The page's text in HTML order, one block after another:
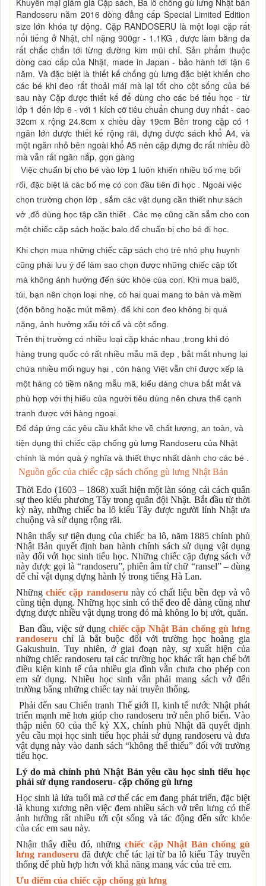
Randoseru năm 2016 dòng đẳng cấp Special Limited Edition
size lớn khóa tự động. Cặp RANDOSERU là một loại cặp rất
nổi tiếng ở Nhật, chỉ nặng 900gr - 1.1KG , được làm bằng da
rất chắc chắn tới từng đường kim mũi chỉ. Sản phẩm thuộc
dòng cao cấp của Nhật, made in Japan - bảo hành tới tận 6
năm. Và đặc biệt là thiết kế chống gù lưng đặc biệt khiến cho
các bé khi đeo rất thoải mái mà lại tốt cho cột sống của bé
sau này Cặp được thiết kế để dùng cho các bé tiểu học - từ
lớp 1 đến lớp 6 - với 1 kích cỡ tiêu chuẩn chung duy nhất - cao
32cm x rộng 24.8cm x chiều dầy 19cm Bên trong cặp có 1
ngăn lớn được thiết kế rộng rãi, đựng được sách khổ A4, và
một ngăn nhỏ bên ngoài khổ A5 nên cặp đựng đc rất nhiều đồ
mà vẫn rất ngăn nắp, gọn gàng
Việc chuẩn bị cho bé vào lớp 1 luôn khiến nhiều bố mẹ bối
rối, đặc biệt là các bố mẹ có con đầu tiên đi học . Ngoài việc
chọn trường chọn lớp , sắm các vật dụng cần thiết như sách
vở ,đồ dùng học tập cần thiết . Các mẹ cũng cần sắm cho con
một chiếc cặp sách hoặc balo để chuẩn bị cho bé đi học.
Khi chọn mua những chiếc cặp sách cho trẻ nhỏ phụ huynh
cũng phải lưu ý để làm sao chọn được những chiếc cặp tốt
mà không ảnh hưởng đến sức khỏe của con. Khi mua balô,
túi, bạn nên chọn loại nhẹ, có hai quai mang to bản và mềm
(độn bông hoặc mút mềm). để khi con đeo không bị quá
nặng, ảnh hưởng xấu tới cổ và cột sống.
Trên thị trường có nhiều loại cặp khác nhau ,trong khi đó
hàng trung quốc có rất nhiều mẫu mã đẹp , bắt mắt nhưng lại
chứa nhiều mối nguy hại , còn hàng Việt vẫn chỉ được xếp là
một hàng có tiềm năng mẫu mã, kiểu dáng chưa bắt mắt và
phù hợp với thị hiếu của người tiêu dùng nên chưa thể cạnh
tranh được với hàng ngoại.
Để đáp ứng các yêu cầu khắt khe về chất lượng, an toàn, và
tiện dụng thì chiếc cặp chống gù lưng Randoseru của Nhật
chính là món quà ý nghĩa và thiết thực nhất dành cho các bé .
Nguồn gốc của chiếc cặp sách chống gù lưng Nhật Bản
Thời Edo (1603 – 1868) xuất hiện một làn sóng cải cách quân
sự theo kiểu phương Tây trong quân đội Nhật. Bắt đầu từ thời
kỳ này, những chiếc ba lô kiểu Tây được người lính Nhật ưa
chuộng và sử dụng rộng rãi.
Nhận thấy sự tiện dụng của chiếc ba lô, năm 1885 chính phủ
Nhật Bản quyết định ban hành chính sách sử dụng vật dụng
này đối với học sinh tiểu học. Những chiếc cặp đựng sách vở
này được gọi là “randoseru”, phiên âm từ chữ “ransel” – dùng
để chỉ vật dụng đựng hành lý trong tiếng Hà Lan.
Nhữngchiếc cặp randoseru này có chất liệu bền đẹp và vô
cùng tiện dụng. Những học sinh có thể đeo dễ dàng cũng như
đựng được nhiều vật dụng trong đó mà không lo bị ướt, quăn.
Ban đầu, việc sử dụng chiếc cặp Nhật Bản chống gù lưng
randoseru chỉ là bắt buộc đối với trường học hoàng gia
Gakushuin. Tuy nhiên, ở giai đoạn này, sự xuất hiện của
những chiếc randoseru tại các trường học khác rất hạn chế bởi
điều kiện kinh tế của nhiều gia đình vẫn chưa cho phép con
em sử dụng. Nhiều học sinh vẫn phải mang sách vở đến
trường bằng những chiếc tay nải truyền thống.
Phải đến sau Chiến tranh Thế giới II, kinh tế nước Nhật phát
triển mạnh mẽ hơn giúp cho randoseru trở nên phổ biến. Vào
thập niên 60 của thế kỷ XX, chính phủ Nhật đã quyết định
yêu cầu mọi học sinh tiểu học phải sử dụng randoseru và đưa
vật dụng này vào danh sách “không thể thiếu” đối với trường
tiểu học.
Lý do mà chính phủ Nhật Bản yêu cầu học sinh tiểu học
phải sử dụng randoseru- cặp chống gù lưng
Học sinh là lứa tuổi mà cơ thể các em đang phát triển, đặc biệt
là khung xương nên việc đem nhiều sách vở trên lưng có thể
ảnh hưởng rất nhiều tới cột sống và tác động đến sức khỏe
của các em sau này.
Nhận thấy điều đó, những chiếc cặp Nhật Bản chống gù
lưng randoseru đã được chế tác lại từ ba lô kiểu Tây truyền
thống để phù hợp hơn với khả năng mang vác của trẻ em.
Ưu điểm của chiếc cặp chống gù lưng